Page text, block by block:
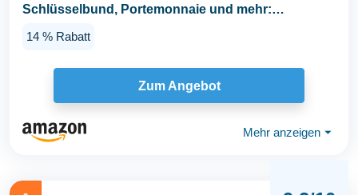
Schlüsselbund, Portemonnaie und mehr:
14 % Rabatt
Zum Angebot
Mehr anzeigen ⏷